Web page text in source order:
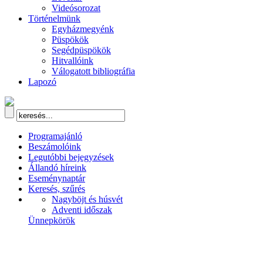
Videósorozat
Történelmünk
Egyházmegyénk
Püspökök
Segédpüspökök
Hitvallóink
Válogatott bibliográfia
Lapozó
Programajánló
Beszámolóink
Legutóbbi bejegyzések
Állandó híreink
Eseménynaptár
Keresés, szűrés
Nagyböjt és húsvét
Adventi időszak
Ünnepkörök